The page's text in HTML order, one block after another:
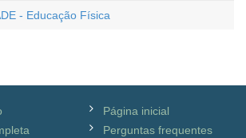
- Educação Física
Página inicial
Perguntas frequentes